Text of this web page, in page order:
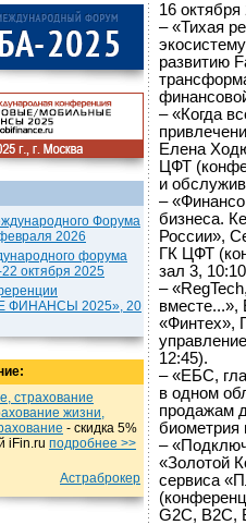
Форума
2026
форума
октября 2025
2025», 20
страхование
жизни,
- cкидка 5%
iFin.ru подробнеe >>
Астраброкер
16 октября
– «Тихая
развитию
– «Когда
Елена
ЦФТ
и
–
бизнеса.
России»,
ГК ЦФТ
зал 3,
–
вместе...»,
«Финтех»,
12:45).
– «ЕБС,
в одном
продажам
биометрия
–
«Золотой
сервиса
G2C, B2C,